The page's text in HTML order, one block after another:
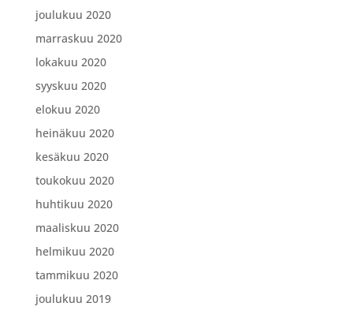
joulukuu 2020
marraskuu 2020
lokakuu 2020
syyskuu 2020
elokuu 2020
heinäkuu 2020
kesäkuu 2020
toukokuu 2020
huhtikuu 2020
maaliskuu 2020
helmikuu 2020
tammikuu 2020
joulukuu 2019